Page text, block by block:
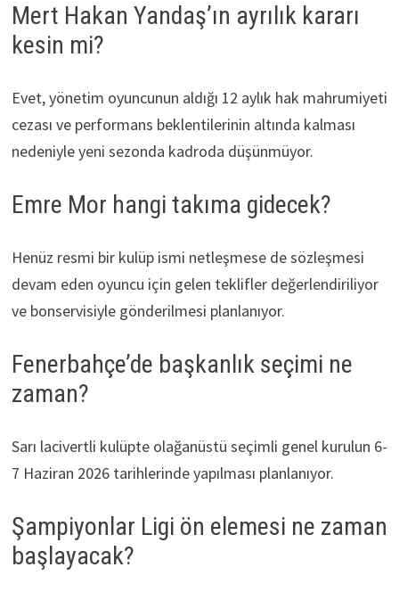
Mert Hakan Yandaş’ın ayrılık kararı
kesin mi?
Evet, yönetim oyuncunun aldığı 12 aylık hak mahrumiyeti
cezası ve performans beklentilerinin altında kalması
nedeniyle yeni sezonda kadroda düşünmüyor.
Emre Mor hangi takıma gidecek?
Henüz resmi bir kulüp ismi netleşmese de sözleşmesi
devam eden oyuncu için gelen teklifler değerlendiriliyor
ve bonservisiyle gönderilmesi planlanıyor.
Fenerbahçe’de başkanlık seçimi ne
zaman?
Sarı lacivertli kulüpte olağanüstü seçimli genel kurulun 6-
7 Haziran 2026 tarihlerinde yapılması planlanıyor.
Şampiyonlar Ligi ön elemesi ne zaman
başlayacak?